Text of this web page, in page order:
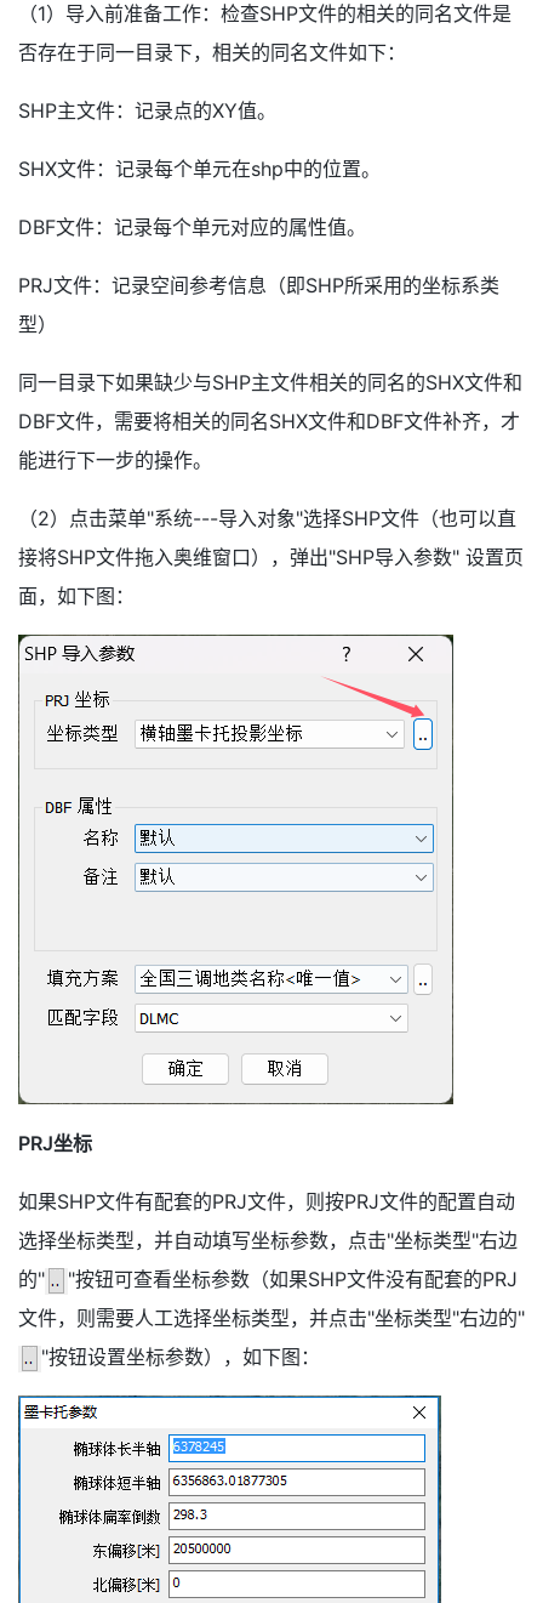
（1）导入前准备工作：检查SHP文件的相关的同名文件是
否存在于同一目录下，相关的同名文件如下：
SHP主文件：记录点的XY值。
SHX文件：记录每个单元在shp中的位置。
DBF文件：记录每个单元对应的属性值。
PRJ文件：记录空间参考信息（即SHP所采用的坐标系类
型）
同一目录下如果缺少与SHP主文件相关的同名的SHX文件和
DBF文件，需要将相关的同名SHX文件和DBF文件补齐，才
能进行下一步的操作。
（2）点击菜单"系统---导入对象"选择SHP文件（也可以直
接将SHP文件拖入奥维窗口），弹出"SHP导入参数" 设置页
面，如下图：
PRJ坐标
如果SHP文件有配套的PRJ文件，则按PRJ文件的配置自动
选择坐标类型，并自动填写坐标参数，点击"坐标类型"右边
的"
"按钮可查看坐标参数（如果SHP文件没有配套的PRJ
文件，则需要人工选择坐标类型，并点击"坐标类型"右边的"
"按钮设置坐标参数），如下图：